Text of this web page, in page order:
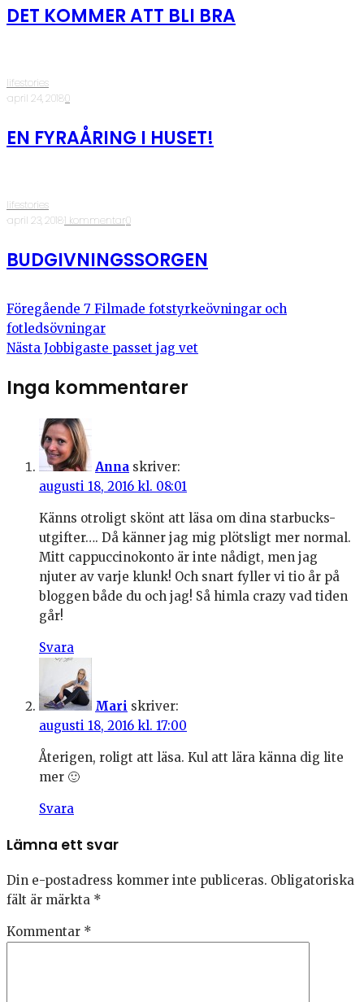
DET KOMMER ATT BLI BRA
lifestories
·april 24, 2018·0
EN FYRAÅRING I HUSET!
lifestories
·april 23, 2018·1 kommentar·0
BUDGIVNINGSSORGEN
Föregående 7 Filmade fotstyrkeövningar och
fotledsövningar
Nästa Jobbigaste passet jag vet
Inga kommentarer
Anna skriver:
augusti 18, 2016 kl. 08:01
Känns otroligt skönt att läsa om dina starbucks-
utgifter…. Då känner jag mig plötsligt mer normal.
Mitt cappuccinokonto är inte nådigt, men jag
njuter av varje klunk! Och snart fyller vi tio år på
bloggen både du och jag! Så himla crazy vad tiden
går!
Svara
Mari skriver:
augusti 18, 2016 kl. 17:00
Återigen, roligt att läsa. Kul att lära känna dig lite
mer 🙂
Svara
Lämna ett svar
Din e-postadress kommer inte publiceras. Obligatoriska
fält är märkta *
Kommentar *